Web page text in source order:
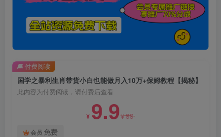
国学之暴利生肖带货小白也能做月入10万+保姆教程【揭秘】
此内容为付费阅读，请付费后查看
¥ 9.9¥99
会员 免费
付费阅读